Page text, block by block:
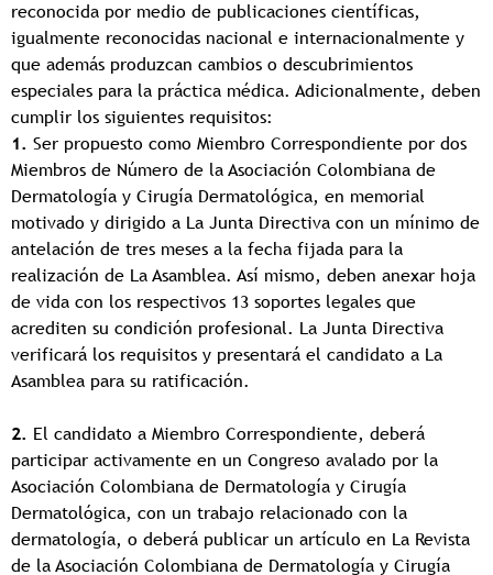
reconocida por medio de publicaciones científicas,
igualmente reconocidas nacional e internacionalmente y
que además produzcan cambios o descubrimientos
especiales para la práctica médica. Adicionalmente, deben
cumplir los siguientes requisitos:
1. Ser propuesto como Miembro Correspondiente por dos
Miembros de Número de la Asociación Colombiana de
Dermatología y Cirugía Dermatológica, en memorial
motivado y dirigido a La Junta Directiva con un mínimo de
antelación de tres meses a la fecha fijada para la
realización de La Asamblea. Así mismo, deben anexar hoja
de vida con los respectivos 13 soportes legales que
acrediten su condición profesional. La Junta Directiva
verificará los requisitos y presentará el candidato a La
Asamblea para su ratificación.
2. El candidato a Miembro Correspondiente, deberá
participar activamente en un Congreso avalado por la
Asociación Colombiana de Dermatología y Cirugía
Dermatológica, con un trabajo relacionado con la
dermatología, o deberá publicar un artículo en La Revista
de la Asociación Colombiana de Dermatología y Cirugía